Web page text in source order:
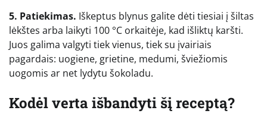
5. Patiekimas. Iškeptus blynus galite dėti tiesiai į šiltas
lėkštes arba laikyti 100 °C orkaitėje, kad išliktų karšti.
Juos galima valgyti tiek vienus, tiek su įvairiais
pagardais: uogiene, grietine, medumi, šviežiomis
uogomis ar net lydytu šokoladu.
Kodėl verta išbandyti šį receptą?